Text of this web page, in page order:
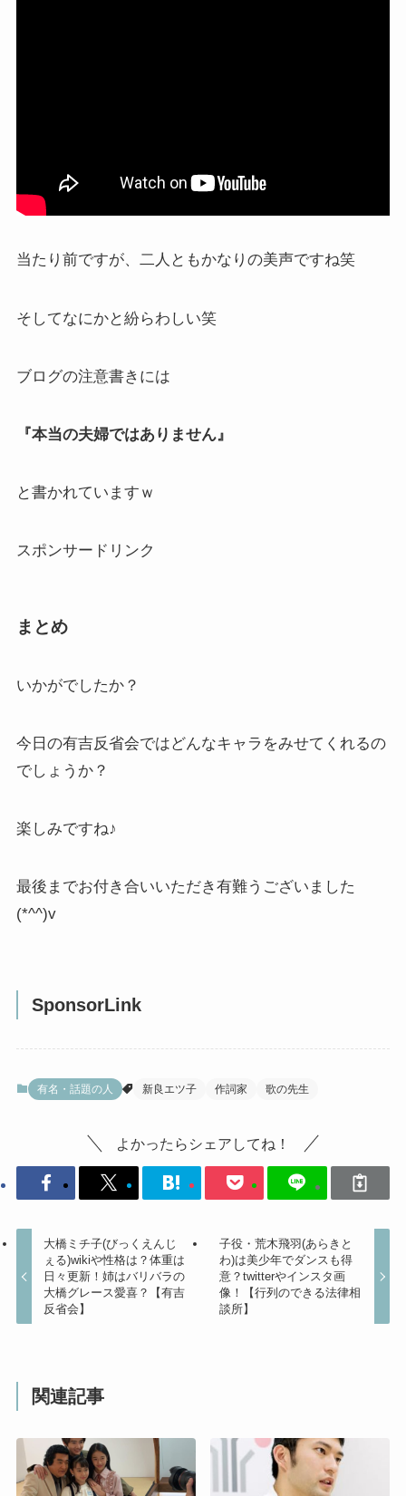
当たり前ですが、二人ともかなりの美声ですね笑
そしてなにかと紛らわしい笑
ブログの注意書きには
『本当の夫婦ではありません』
と書かれていますｗ
スポンサードリンク
まとめ
いかがでしたか？
今日の有吉反省会ではどんなキャラをみせてくれるの
でしょうか？
楽しみですね♪
最後までお付き合いいただき有難うございました
(*^^)v
SponsorLink
有名・話題の人 新良エツ子 作詞家 歌の先生
よかったらシェアしてね！
大橋ミチ子(びっくえんじ
ぇる)wikiや性格は？体重は
日々更新！姉はバリバラの
大橋グレース愛喜？【有吉
反省会】
子役・荒木飛羽(あらきと
わ)は美少年でダンスも得
意？twitterやインスタ画
像！【行列のできる法律相
談所】
関連記事